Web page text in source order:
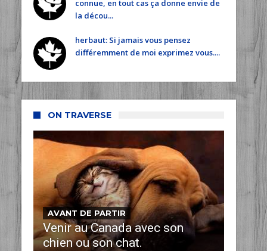
connue, en tout cas ça donne envie de
la décou...
herbaut: Si jamais vous pensez
différemment de moi exprimez vous....
ON TRAVERSE
AVANT DE PARTIR
Venir au Canada avec son
chien ou son chat.